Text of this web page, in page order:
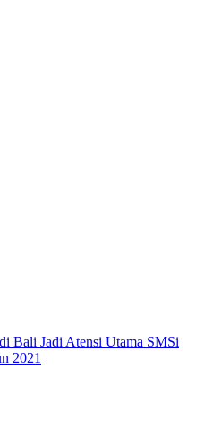
Bali Jadi Atensi Utama SMSi
2021